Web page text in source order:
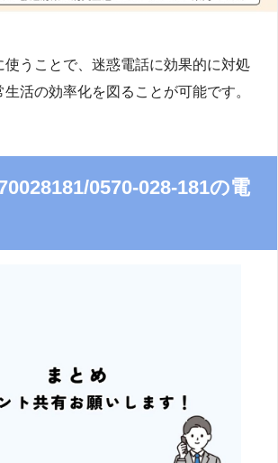
使うことで、迷惑電話に効果的に対処
活の効率化を図ることが可能です。
0570-028-181の電